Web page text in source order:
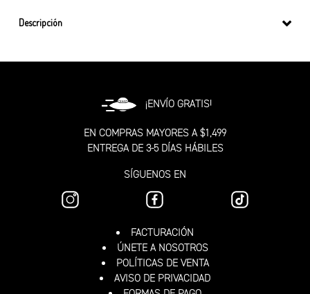
Descripción
¡ENVÍO GRATIS!
EN COMPRAS MAYORES A $1,499
ENTREGA DE 3-5 DÍAS HÁBILES
SÍGUENOS EN
FACTURACIÓN
ÚNETE A NOSOTROS
POLÍTICAS DE VENTA
AVISO DE PRIVACIDAD